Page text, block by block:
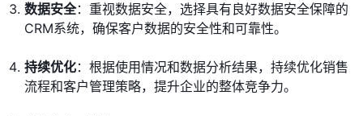
数据安全：重视数据安全，选择具有良好数据安全保障的
CRM系统，确保客户数据的安全性和可靠性。
持续优化：根据使用情况和数据分析结果，持续优化销售
流程和客户管理策略，提升企业的整体竞争力。